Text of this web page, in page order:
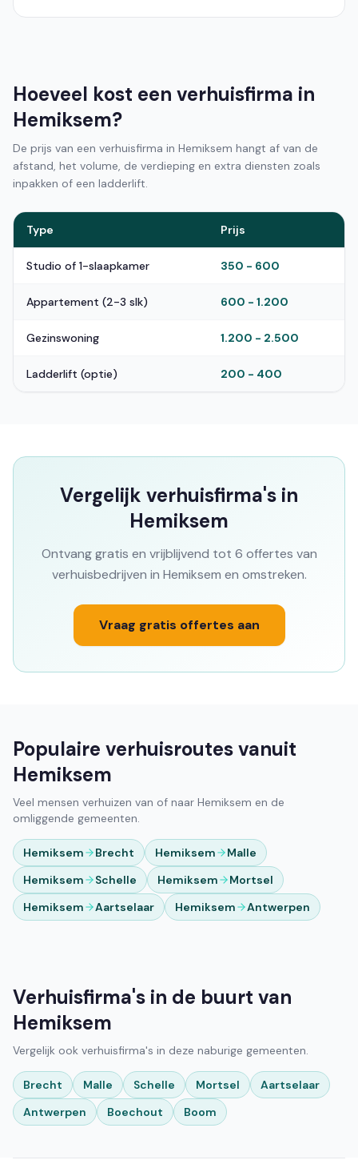
Hoeveel kost een verhuisfirma in
Hemiksem?
De prijs van een verhuisfirma in Hemiksem hangt af van de
afstand, het volume, de verdieping en extra diensten zoals
inpakken of een ladderlift.
Type Prijs
Studio of 1-slaapkamer 350 - 600
Appartement (2-3 slk) 600 - 1.200
Gezinswoning 1.200 - 2.500
Ladderlift (optie) 200 - 400
Vergelijk verhuisfirma's in
Hemiksem
Ontvang gratis en vrijblijvend tot 6 offertes van
verhuisbedrijven in Hemiksem en omstreken.
Vraag gratis offertes aan
Populaire verhuisroutes vanuit
Hemiksem
Veel mensen verhuizen van of naar Hemiksem en de
omliggende gemeenten.
Hemiksem Brecht Hemiksem
Malle
Hemiksem
Schelle Hemiksem
Mortsel
Hemiksem
Aartselaar Hemiksem Antwerpen
Verhuisfirma's in de buurt van
Hemiksem
Vergelijk ook verhuisfirma's in deze naburige gemeenten.
Brecht Malle Schelle Mortsel
Aartselaar
Antwerpen
Boechout Boom